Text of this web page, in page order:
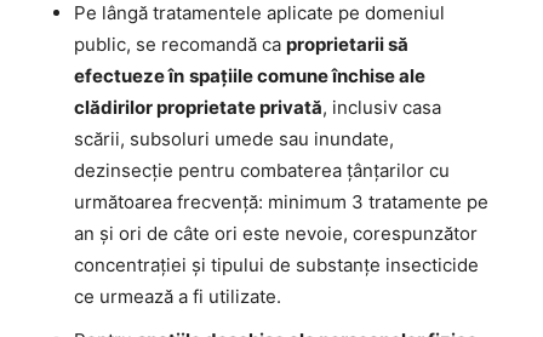
Pe lângă tratamentele aplicate pe domeniul
public, se recomandă ca proprietarii să
efectueze în spaţiile comune închise ale
clădirilor proprietate privată, inclusiv casa
scării, subsoluri umede sau inundate,
dezinsecţie pentru combaterea ţânţarilor cu
următoarea frecvență: minimum 3 tratamente pe
an şi ori de câte ori este nevoie, corespunzător
concentraţiei şi tipului de substanţe insecticide
ce urmează a fi utilizate.